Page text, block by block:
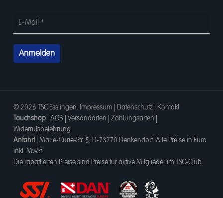
© 2026 TSC Esslingen. Impressum Datenschutz| Kontakt
Tauchshop| AGB Versandarten Zahlungsarten
Widerrufsbelehrung
Anfahrt| Marie-Curie-Str. 5, D-73770 Denkendorf. Alle Preise in Euro
inkl. MwSt.
Die rabattierten Preise sind Preise für aktive Mitglieder im TSC-Club.